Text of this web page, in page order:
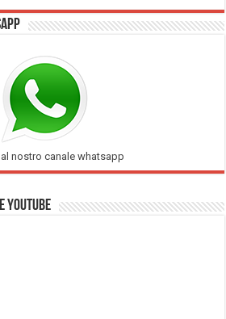
nostro canale whatsapp
Youtube